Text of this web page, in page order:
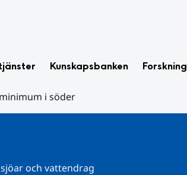
Kunskapsbanken Forskning
i söder
och vattendrag